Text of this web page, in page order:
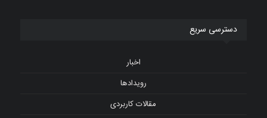
دسترسی سریع
اخبار
رویدادها
مقالات کاربردی